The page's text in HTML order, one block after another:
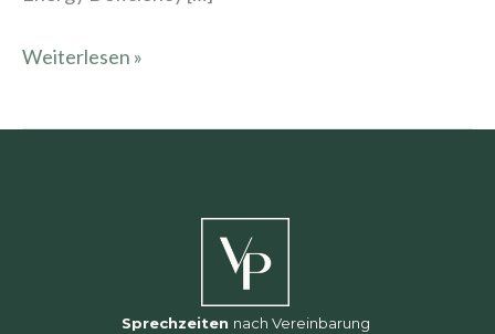
Weiterlesen »
Sprechzeiten nach Vereinbarung